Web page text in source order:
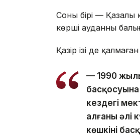
Соның бірі —
көрші ауданның
Қазір ізі де
— 1990
басқосуына
кездегі
алғаны әлі
көшкіні